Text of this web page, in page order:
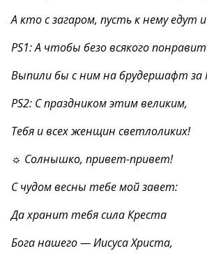
А кто с загаром, пусть к нему едут
PS1: А чтобы безо всякого
Выпили бы с ним на брудершафт за
PS2: С праздником этим великим,
Тебя и всех женщин светлоликих!
☼ Солнышко, привет-привет!
С чудом весны тебе мой завет:
Да хранит тебя сила Креста
Бога нашего — Иисуса Христа,